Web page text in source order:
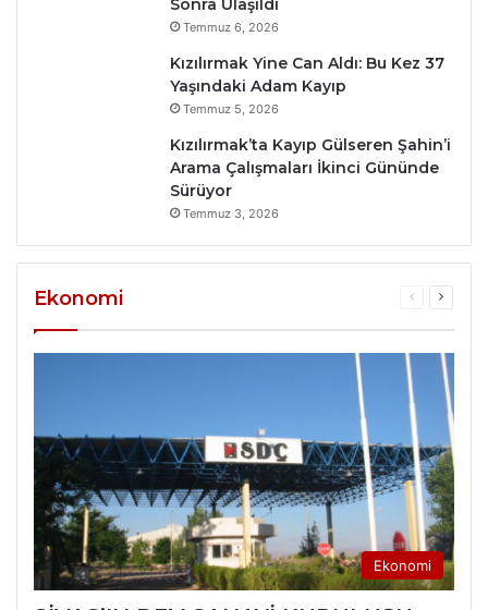
Sonra Ulaşıldı
Temmuz 6, 2026
Kızılırmak Yine Can Aldı: Bu Kez 37
Yaşındaki Adam Kayıp
Temmuz 5, 2026
Kızılırmak’ta Kayıp Gülseren Şahin’i
Arama Çalışmaları İkinci Gününde
Sürüyor
Temmuz 3, 2026
Ekonomi
ÖncekiSonraki
Ekonomi